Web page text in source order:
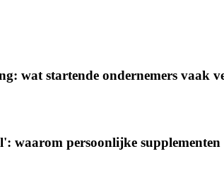
wat startende ondernemers vaak
waarom persoonlijke